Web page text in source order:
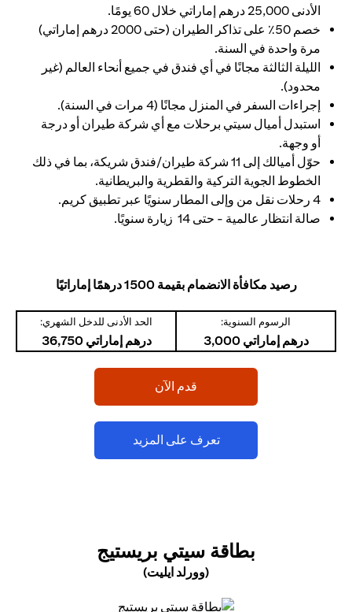
الأدنى 25,000 درهم إماراتي خلال 60 يومًا.
خصم 50٪ على تذاكر الطيران (حتى 2000 درهم إماراتي)
مرة واحدة في السنة.
الليلة الثالثة مجانًا في أي فندق في جميع أنحاء العالم (غير
محدود).
إجراءات السفر في المنزل مجانًا (4 مرات في السنة).
استبدل أميال سيتي برحلات مع أي شركة طيران أو درجة
أو وجهة.
حوّل أميالك إلى 11 شركة طيران/فندق شريكة، بما في ذلك
الخطوط الجوية التركية والقطرية والبريطانية.
4 رحلات نقل من وإلى المطار سنويًا عبر تطبيق كريم.
صالة انتظار عالمية - حتى 14 زيارة سنويًا.
رصيد مكافأة الانضمام بقيمة 1500 درهمًا إماراتيًا
الرسوم السنوية:
درهم إماراتي 3,000
الحد الأدنى للدخل الشهري:
درهم إماراتي 36,750
قدم الآن
تعرف على المزيد
بطاقة سيتي بريستيج
(وورلد ايليت)